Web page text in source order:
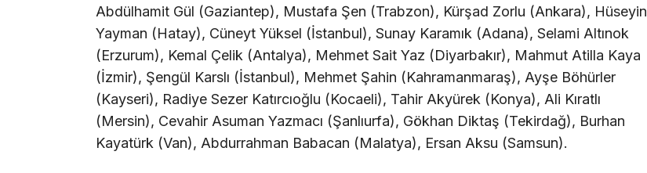
Abdülhamit Gül (Gaziantep), Mustafa Şen (Trabzon), Kürşad Zorlu (Ankara), Hüseyin
Yayman (Hatay), Cüneyt Yüksel (İstanbul), Sunay Karamık (Adana), Selami Altınok
(Erzurum), Kemal Çelik (Antalya), Mehmet Sait Yaz (Diyarbakır), Mahmut Atilla Kaya
(İzmir), Şengül Karslı (İstanbul), Mehmet Şahin (Kahramanmaraş), Ayşe Böhürler
(Kayseri), Radiye Sezer Katırcıoğlu (Kocaeli), Tahir Akyürek (Konya), Ali Kıratlı
(Mersin), Cevahir Asuman Yazmacı (Şanlıurfa), Gökhan Diktaş (Tekirdağ), Burhan
Kayatürk (Van), Abdurrahman Babacan (Malatya), Ersan Aksu (Samsun).